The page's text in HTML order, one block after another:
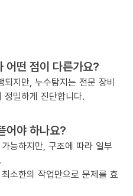
어떤 점이 다른가요?
지만, 누수탐지는 전문 장비
밀하게 진단합니다.
어야 하나요?
능하지만, 구조에 따라 일부
소한의 작업만으로 문제를 효